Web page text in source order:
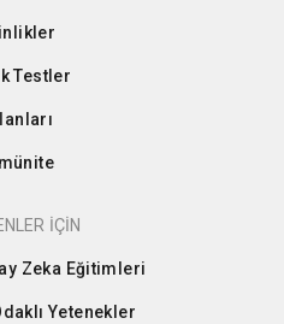
Testler
İÇİN
Zeka Eğitimleri
Yetenekler